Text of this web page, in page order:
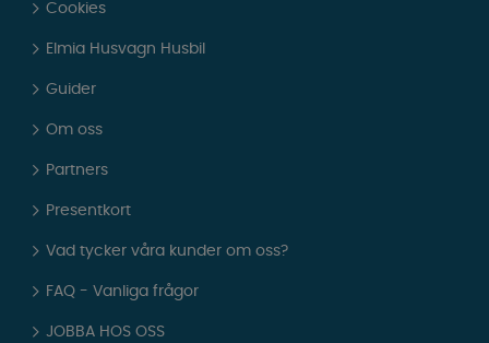
Cookies
Elmia Husvagn Husbil
Guider
Om oss
Partners
Presentkort
Vad tycker våra kunder om oss?
FAQ - Vanliga frågor
JOBBA HOS OSS